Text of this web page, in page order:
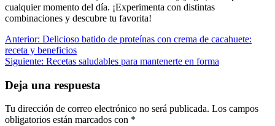
cualquier momento del día. ¡Experimenta con distintas
combinaciones y descubre tu favorita!
Anterior: Delicioso batido de proteínas con crema de cacahuete:
receta y beneficios
Siguiente: Recetas saludables para mantenerte en forma
Deja una respuesta
Tu dirección de correo electrónico no será publicada. Los campos
obligatorios están marcados con *